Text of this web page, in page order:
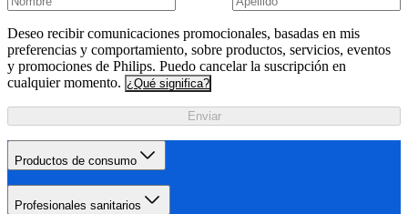
Deseo recibir comunicaciones promocionales, basadas en mis
preferencias y comportamiento, sobre productos, servicios, eventos
y promociones de Philips. Puedo cancelar la suscripción en
cualquier momento. ¿Qué significa?
Enviar
Productos de consumo
Profesionales sanitarios